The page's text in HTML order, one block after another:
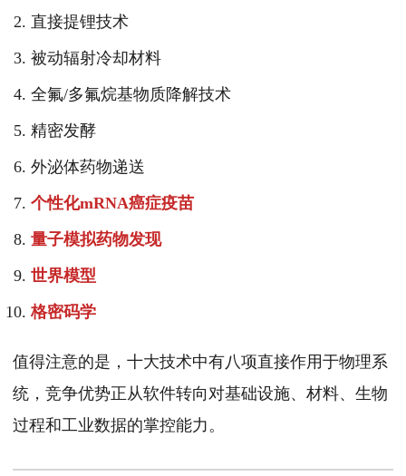
直接提锂技术
被动辐射冷却材料
全氟/多氟烷基物质降解技术
精密发酵
外泌体药物递送
个性化mRNA癌症疫苗
量子模拟药物发现
世界模型
格密码学
值得注意的是，十大技术中有八项直接作用于物理系
统，竞争优势正从软件转向对基础设施、材料、生物
过程和工业数据的掌控能力。